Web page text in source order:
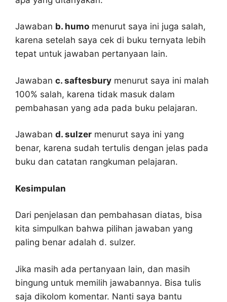
Jawaban b. humo menurut saya ini juga salah,
karena setelah saya cek di buku ternyata lebih
tepat untuk jawaban pertanyaan lain.
Jawaban c. saftesbury menurut saya ini malah
100% salah, karena tidak masuk dalam
pembahasan yang ada pada buku pelajaran.
Jawaban d. sulzer menurut saya ini yang
benar, karena sudah tertulis dengan jelas pada
buku dan catatan rangkuman pelajaran.
Kesimpulan
Dari penjelasan dan pembahasan diatas, bisa
kita simpulkan bahwa pilihan jawaban yang
paling benar adalah d. sulzer.
Jika masih ada pertanyaan lain, dan masih
bingung untuk memilih jawabannya. Bisa tulis
saja dikolom komentar. Nanti saya bantu